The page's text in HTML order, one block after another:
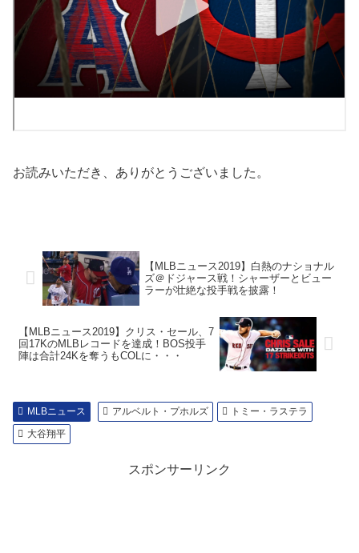
お読みいただき、ありがとうございました。
【MLBニュース2019】白熱のナショナル
ズ＠ドジャース戦！シャーザーとビュー
ラーが壮絶な投手戦を披露！
【MLBニュース2019】クリス・セール、7
回17KのMLBレコードを達成！BOS投手
陣は合計24Kを奪うもCOLに・・・
MLBニュース アルベルト・プホルズ
トミー・ラステラ
大谷翔平
スポンサーリンク